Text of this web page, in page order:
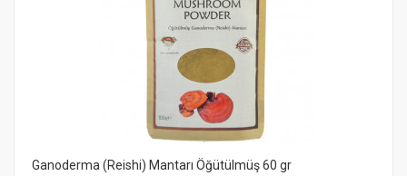
Ganoderma (Reishi) Mantarı Öğütülmüş 60 gr